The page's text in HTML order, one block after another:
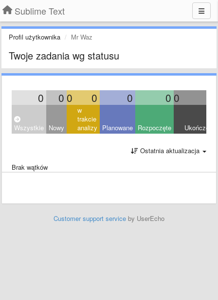
Sublime Text
Profil użytkownika Mr Waz
Twoje zadania wg statusu
0 0 0 0 0 0 0
Wszystkie Nowy
w
trakcie
analizy
Planowane Rozpoczęte Ukończony
Ostatnia aktualizacja
Brak wątków
Customer support service by UserEcho